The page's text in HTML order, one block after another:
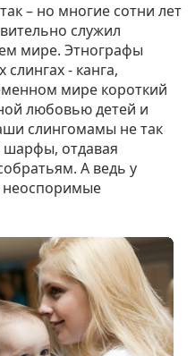
– но многие сотни лет
служил
мире. Этнографы
слингах - канга,
мире короткий
любовью детей и
слингомамы не так
шарфы, отдавая
А ведь у
неоспоримые